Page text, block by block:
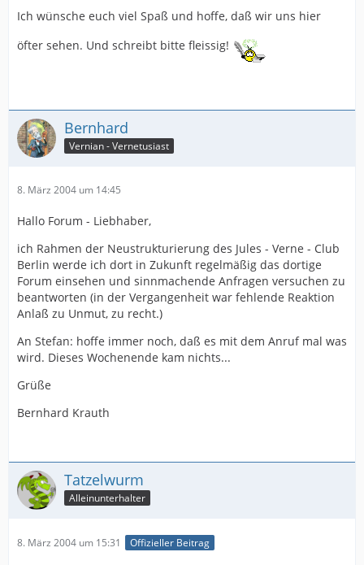
Ich wünsche euch viel Spaß und hoffe, daß wir uns hier
öfter sehen. Und schreibt bitte fleissig!
Bernhard
Vernian - Vernetusiast
8. März 2004 um 14:45
Hallo Forum - Liebhaber,
ich Rahmen der Neustrukturierung des Jules - Verne - Club
Berlin werde ich dort in Zukunft regelmäßig das dortige
Forum einsehen und sinnmachende Anfragen versuchen zu
beantworten (in der Vergangenheit war fehlende Reaktion
Anlaß zu Unmut, zu recht.)
An Stefan: hoffe immer noch, daß es mit dem Anruf mal was
wird. Dieses Wochenende kam nichts...
Grüße
Bernhard Krauth
Tatzelwurm
Alleinunterhalter
8. März 2004 um 15:31 Offizieller Beitrag